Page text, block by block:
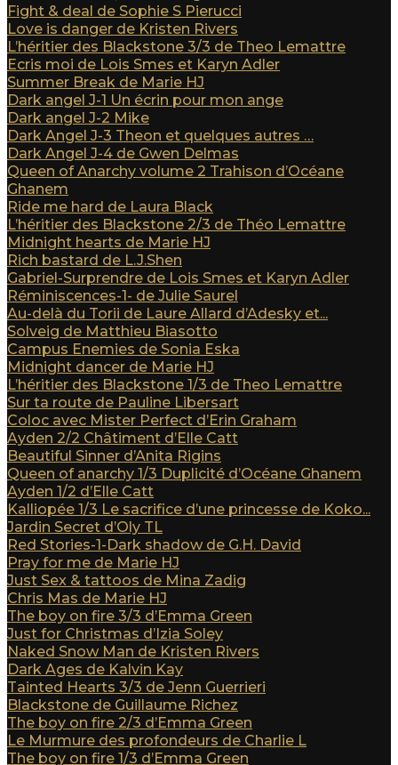
Fight & deal de Sophie S Pierucci
Love is danger de Kristen Rivers
L’héritier des Blackstone 3/3 de Theo Lemattre
Ecris moi de Lois Smes et Karyn Adler
Summer Break de Marie HJ
Dark angel J-1 Un écrin pour mon ange
Dark angel J-2 Mike
Dark Angel J-3 Theon et quelques autres …
Dark Angel J-4 de Gwen Delmas
Queen of Anarchy volume 2 Trahison d’Océane
Ghanem
Ride me hard de Laura Black
L’héritier des Blackstone 2/3 de Théo Lemattre
Midnight hearts de Marie HJ
Rich bastard de L.J.Shen
Gabriel-Surprendre de Lois Smes et Karyn Adler
Réminiscences-1- de Julie Saurel
Au-delà du Torii de Laure Allard d’Adesky et...
Solveig de Matthieu Biasotto
Campus Enemies de Sonia Eska
Midnight dancer de Marie HJ
L’héritier des Blackstone 1/3 de Theo Lemattre
Sur ta route de Pauline Libersart
Coloc avec Mister Perfect d’Erin Graham
Ayden 2/2 Châtiment d’Elle Catt
Beautiful Sinner d’Anita Rigins
Queen of anarchy 1/3 Duplicité d’Océane Ghanem
Ayden 1/2 d’Elle Catt
Kalliopée 1/3 Le sacrifice d’une princesse de Koko...
Jardin Secret d’Oly TL
Red Stories-1-Dark shadow de G.H. David
Pray for me de Marie HJ
Just Sex & tattoos de Mina Zadig
Chris Mas de Marie HJ
The boy on fire 3/3 d’Emma Green
Just for Christmas d’Izia Soley
Naked Snow Man de Kristen Rivers
Dark Ages de Kalvin Kay
Tainted Hearts 3/3 de Jenn Guerrieri
Blackstone de Guillaume Richez
The boy on fire 2/3 d’Emma Green
Le Murmure des profondeurs de Charlie L
The boy on fire 1/3 d’Emma Green